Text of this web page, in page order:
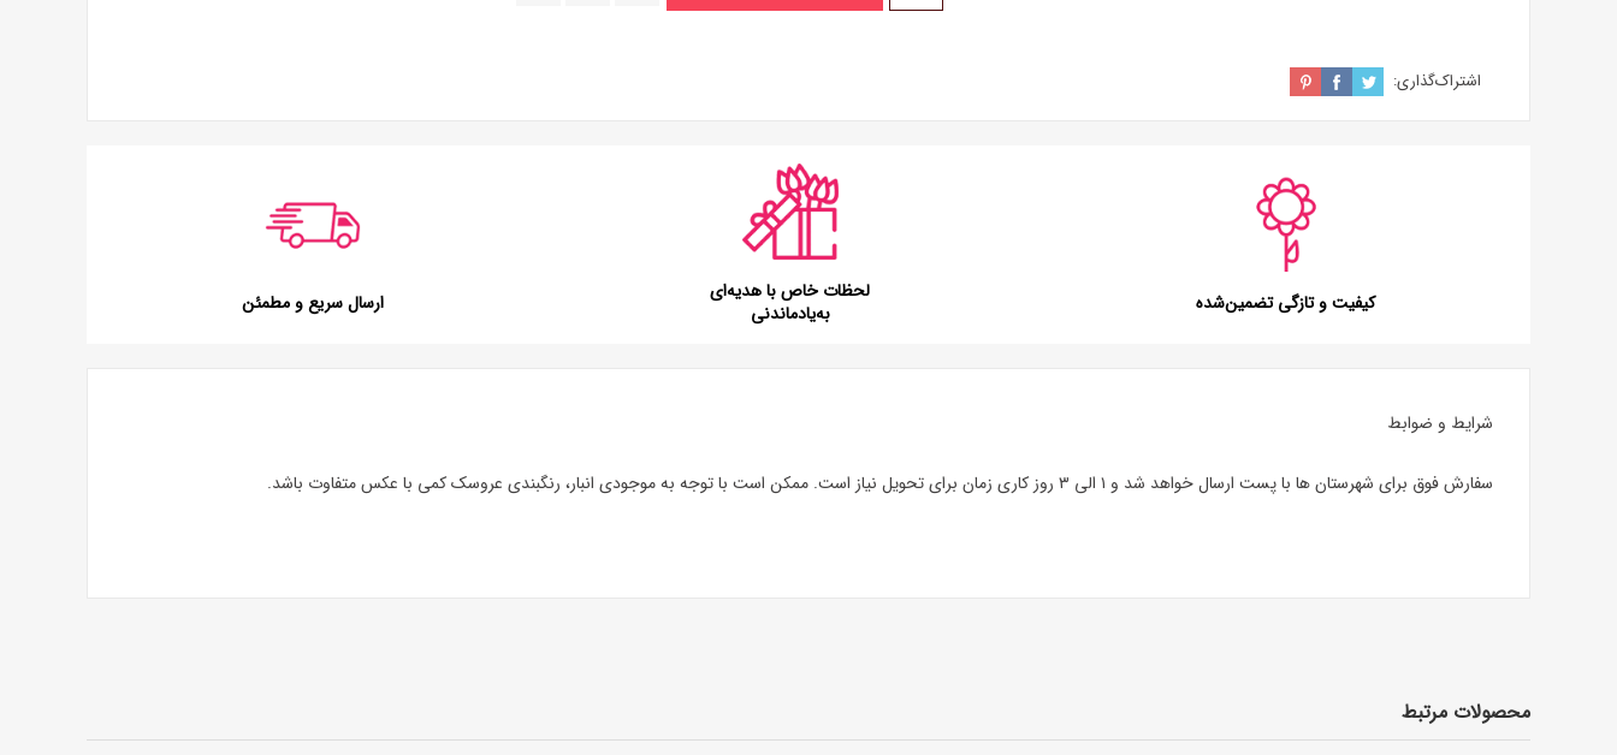
اشتراک‌گذاری:
کیفیت و تازگی تضمین‌شده
لحظات خاص با هدیه‌ای
به‌یادماندنی
ارسال سریع و مطمئن
شرایط و ضوابط
سفارش فوق برای شهرستان ها با پست ارسال خواهد شد و ۱ الی ۳ روز کاری زمان برای تحویل نیاز است. ممکن است با توجه به موجودی انبار، رنگبندی عروسک کمی با عکس متفاوت باشد.
محصولات مرتبط